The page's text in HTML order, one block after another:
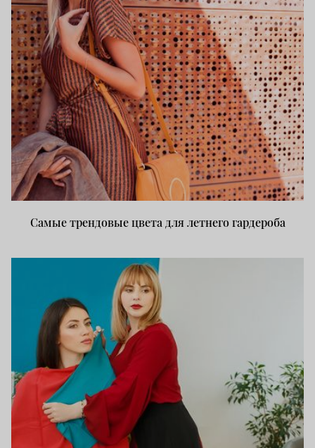
Самые трендовые цвета для летнего гардероба